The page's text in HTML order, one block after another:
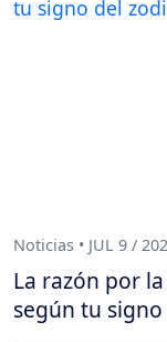
Noticias • JUL 9 /
La razón por
según tu